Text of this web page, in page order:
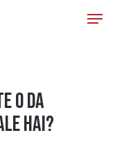
O DA
HAI?